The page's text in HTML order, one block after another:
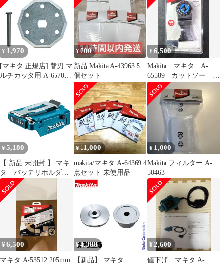
¥ 1,970
[マキタ 正規店] 替刃 マ
ルチカッタ用 A-65707
¥700
新品 Makita A-43963 5
個セット
¥6,500
Makita マキタ A-
65589 カットソー
TMA061HM
¥ 5,180
【 新品 未開封 】 マキ
タ バッテリホルダ
A A-72154 未使用 送
料無料
¥ 11,000
makita/マキタ A-64369 4
点セット 未使用品
¥ 1,000
Makita フィルター A-
50463
¥6,500
マキタ A-53512 205mm
¥4,388
【新品】 マキタ
¥2,600
値下げ マキタ A-